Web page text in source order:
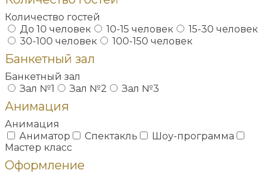
Количество гостей
До 10 человек
10-15 человек
15-30 человек
30-100 человек
100-150 человек
Банкетный зал
Банкетный зал
Зал №1
Зал №2 Зал №3
Анимация
Анимация
Аниматор
Спектакль
Шоу-программа
Мастер класс
Оформление